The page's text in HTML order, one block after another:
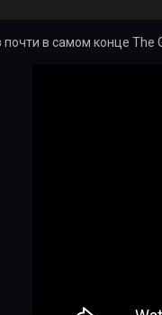
в самом конце